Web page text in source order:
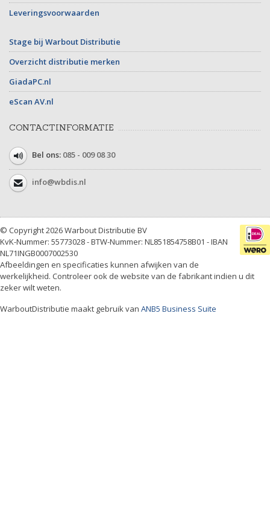
Leveringsvoorwaarden
Stage bij Warbout Distributie
Overzicht distributie merken
GiadaPC.nl
eScan AV.nl
CONTACTINFORMATIE
Bel ons: 085 - 009 08 30
info@wbdis.nl
© Copyright 2026 Warbout Distributie BV
KvK-Nummer: 55773028 - BTW-Nummer: NL851854758B01 - IBAN
NL71INGB0007002530
Afbeeldingen en specificaties kunnen afwijken van de
werkelijkheid. Controleer ook de website van de fabrikant indien u dit
zeker wilt weten.
WarboutDistributie maakt gebruik van ANB5 Business Suite